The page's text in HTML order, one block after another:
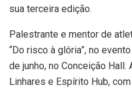
sua terceira edição.
Palestrante e mentor de
“Do risco à glória”, no
de junho, no Conceição
Linhares e Espírito Hub,